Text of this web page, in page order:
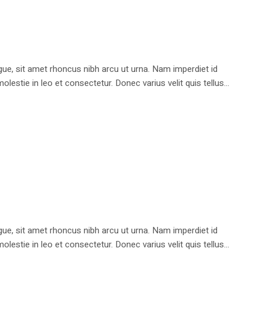
sit amet rhoncus nibh arcu ut urna. Nam imperdiet id
in leo et consectetur. Donec varius velit quis tellus...
sit amet rhoncus nibh arcu ut urna. Nam imperdiet id
in leo et consectetur. Donec varius velit quis tellus...